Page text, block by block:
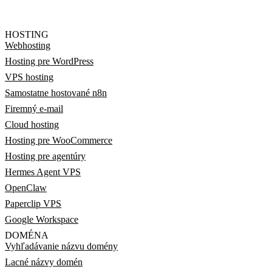
HOSTING
Webhosting
Hosting pre WordPress
VPS hosting
Samostatne hostované n8n
Firemný e-mail
Cloud hosting
Hosting pre WooCommerce
Hosting pre agentúry
Hermes Agent VPS
OpenClaw
Paperclip VPS
Google Workspace
DOMÉNA
Vyhľadávanie názvu domény
Lacné názvy domén